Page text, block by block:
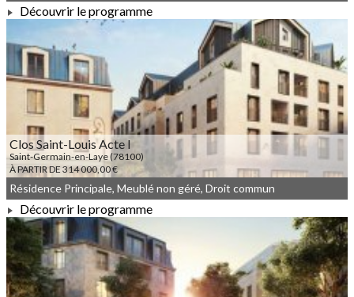
À PARTIR DE 272 542,00 €
Découvrir le programme
Clos Saint-Louis Acte I
Saint-Germain-en-Laye (78100)
À PARTIR DE 314 000,00 €
À PARTIR DE 314 000,00 €
Résidence Principale, Meublé non géré, Droit commun
Découvrir le programme